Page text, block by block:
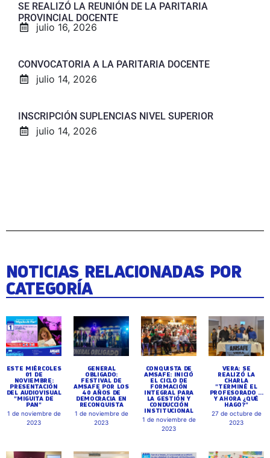
SE REALIZÓ LA REUNIÓN DE LA PARITARIA
PROVINCIAL DOCENTE
julio 16, 2026
CONVOCATORIA A LA PARITARIA DOCENTE
julio 14, 2026
INSCRIPCIÓN SUPLENCIAS NIVEL SUPERIOR
julio 14, 2026
NOTICIAS RELACIONADAS POR
CATEGORÍA
ESTE MIÉRCOLES
01 DE
NOVIEMBRE:
PRESENTACIÓN
DEL AUDIOVISUAL
"MIGUITA DE
PAN"
1 de noviembre de
2023
GENERAL
OBLIGADO:
FESTIVAL DE
AMSAFE POR LOS
40 AÑOS DE
DEMOCRACIA EN
RECONQUISTA
1 de noviembre de
2023
CONQUISTA DE
AMSAFE: INICIÓ
EL CICLO DE
FORMACIÓN
INTEGRAL PARA
LA GESTIÓN Y
CONDUCCIÓN
INSTITUCIONAL
1 de noviembre de
2023
VERA: SE
REALIZÓ LA
CHARLA
"TERMINÉ EL
PROFESORADO ...
Y AHORA ¿QUÉ
HAGO?"
27 de octubre de
2023